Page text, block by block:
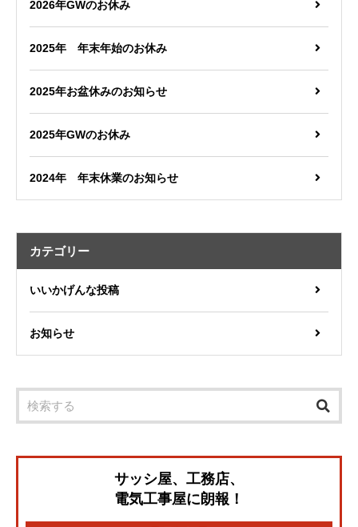
2026年GWのお休み
2025年 年末年始のお休み
2025年お盆休みのお知らせ
2025年GWのお休み
2024年 年末休業のお知らせ
カテゴリー
いいかげんな投稿
お知らせ
サッシ屋、工務店、
電気工事屋に朗報！